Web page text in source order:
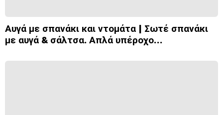
Αυγά με σπανάκι και ντομάτα | Σωτέ σπανάκι
με αυγά & σάλτσα. Απλά υπέροχο…